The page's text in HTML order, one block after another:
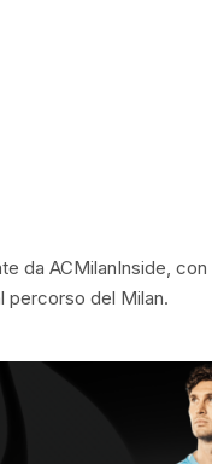
da ACMilanInside,
percorso del Milan.